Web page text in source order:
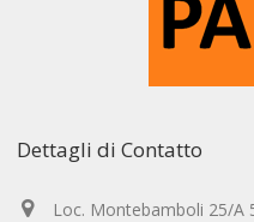
Dettagli di Contatto
Loc. Montebamboli 25/A